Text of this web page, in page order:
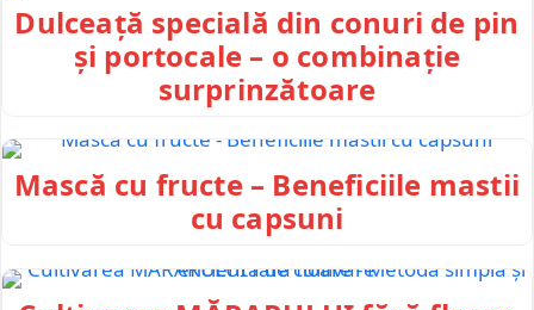
Dulceață specială din conuri de pin
și portocale – o combinație
surprinzătoare
Mască cu fructe – Beneficiile mastii
cu capsuni